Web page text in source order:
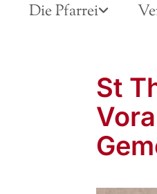
Die Pfarrei
St